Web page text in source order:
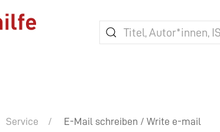
Service E-Mail schreiben / Write e-mail